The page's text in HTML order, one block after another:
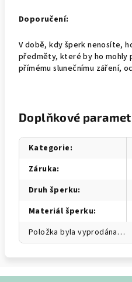
Doporučení:
V době, kdy šperk nenosíte,
předměty, které by ho mohly
přímému slunečnímu záření,
Doplňkové
Kategorie:
Záruka:
Druh šperku:
Materiál šperku:
Položka byla vyprodána…